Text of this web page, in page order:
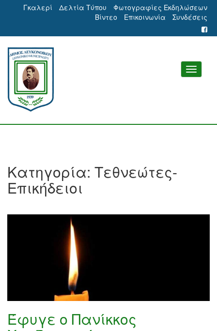
Γκαλερί Δελτία Τύπου
Φωτογραφίες Εκδηλώσεων
Βίντεο
Επικοινωνία Συνδέσεις
Κατηγορία: Τεθνεώτες-
Επικήδειοι
Έφυγε ο Πανίκκος